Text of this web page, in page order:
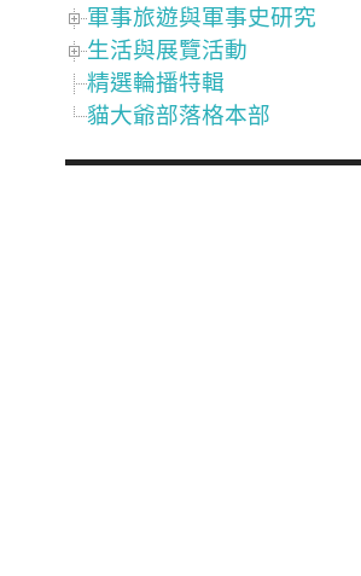
軍事旅遊與軍事史研究
生活與展覽活動
精選輪播特輯
貓大爺部落格本部